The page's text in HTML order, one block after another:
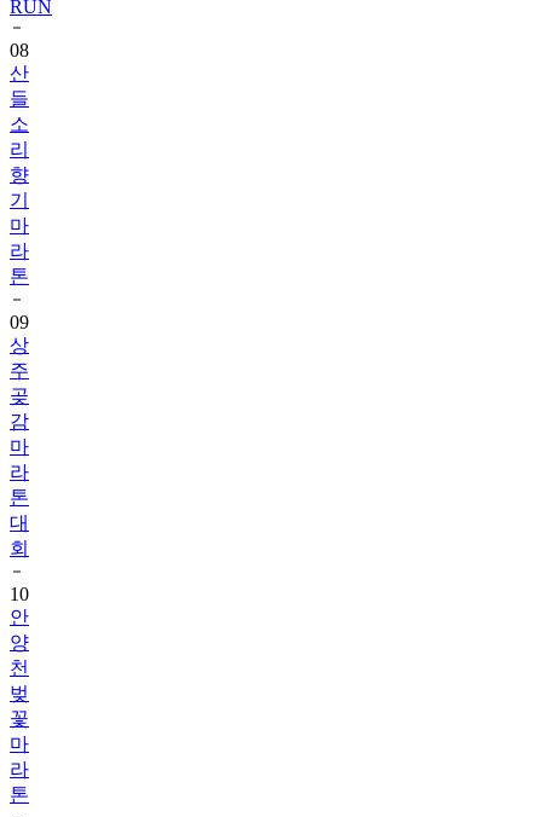
RUN
08
산
들
소
리
향
기
마
라
톤
09
상
주
곶
감
마
라
톤
대
회
10
안
양
천
벚
꽃
마
라
톤